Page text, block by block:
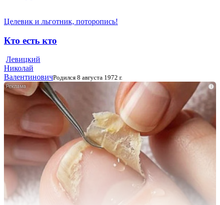
Целевик и льготник, поторопись!
Кто есть кто
Левицкий
Николай
ВалентиновичРодился 8 августа 1972 г.
i